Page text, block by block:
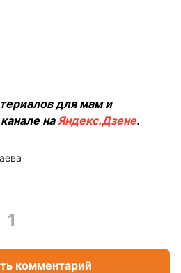
для мам и
на Яндекс.Дзене.
1
комментарий